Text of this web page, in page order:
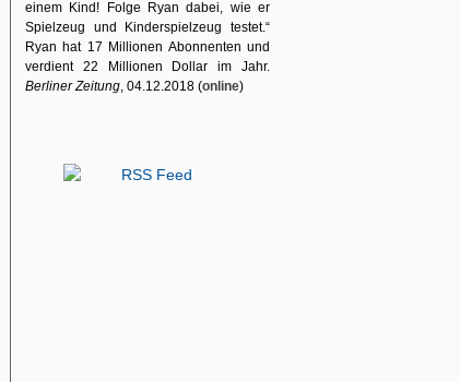
einem Kind! Folge Ryan dabei, wie er
Spielzeug und Kinderspielzeug testet.“
Ryan hat 17 Millionen Abonnenten und
verdient 22 Millionen Dollar im Jahr.
Berliner Zeitung, 04.12.2018 (online)